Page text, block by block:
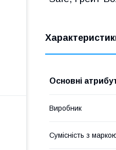
Основні
Виробник
Сумісність з